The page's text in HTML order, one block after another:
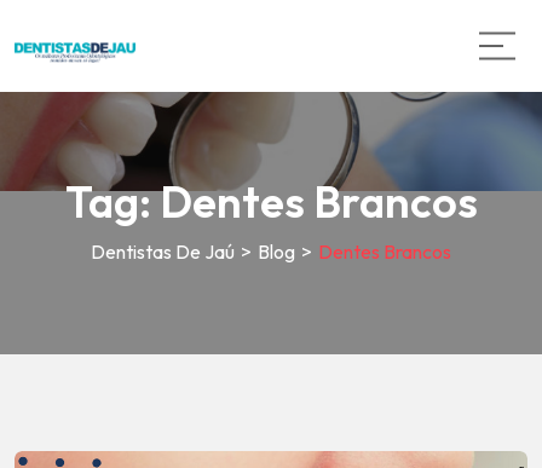
Tag:Dentes Brancos
Dentistas De Jaú > Blog > Dentes Brancos